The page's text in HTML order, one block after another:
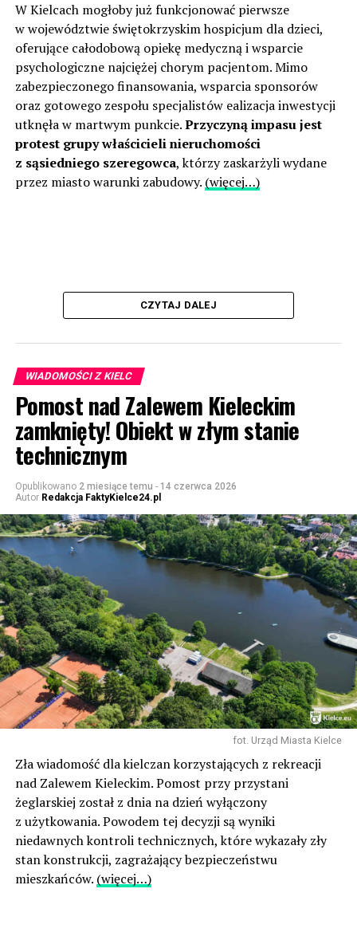
W Kielcach mogłoby już funkcjonować pierwsze
w województwie świętokrzyskim hospicjum dla dzieci,
oferujące całodobową opiekę medyczną i wsparcie
psychologiczne najciężej chorym pacjentom. Mimo
zabezpieczonego finansowania, wsparcia sponsorów
oraz gotowego zespołu specjalistów ealizacja inwestycji
utknęła w martwym punkcie.Przyczyną impasu jest
protest grupy właścicieli nieruchomości
z sąsiedniego szeregowca, którzy zaskarżyli wydane
przez miasto warunki zabudowy. (więcej…)
CZYTAJ DALEJ
WIADOMOŚCI Z KIELC
Pomost nad Zalewem Kieleckim
zamknięty! Obiekt w złym stanie
technicznym
Opublikowano 2 miesiące temu - 14 czerwca 2026
Autor Redakcja FaktyKielce24.pl
fot. Urząd Miasta Kielce
Zła wiadomość dla kielczan korzystających z rekreacji
nad Zalewem Kieleckim. Pomost przy przystani
żeglarskiej został z dnia na dzień wyłączony
z użytkowania. Powodem tej decyzji są wyniki
niedawnych kontroli technicznych, które wykazały zły
stan konstrukcji, zagrażający bezpieczeństwu
mieszkańców. (więcej…)